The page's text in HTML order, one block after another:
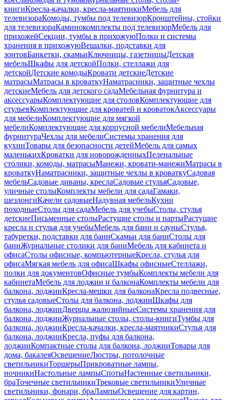
книгиКресла-качалки, кресла-маятникиМебель для
телевизораКомоды, тумбы под телевизорКронштейны, стойки
для телевизораКаминокомплекты под телевизорМебель для
прихожейСекции, тумбы в прихожуюПолки и системы
хранения в прихожуюВешалки, подставки для
зонтовБанкетки, скамьиКлючницы, газетницыДетская
мебельШкафы для детскойПолки, стеллажи для
детскойДетские комодыКровати детскиеДетские
матрасыМатрасы в кроваткуНаматрасники, защитные чехлы
детскиеМебель для детского садаМебельная фурнитура и
аксессуарыКомплектующие для столовКомплектующие для
стульевКомплектующие для кроватей и кроватокАксессуары
для мебелиКомплектующие для мягкой
мебелиКомплектующие для корпусной мебелиМебельная
фурнитураЧехлы для мебелиСистемы хранения для
кухниТовары для безопасности детейМебель для самых
маленькихКроватки для новорожденныхПеленальные
столики, комоды, матрасыМанежи, кровати-манежиМатрасы в
кроваткуНаматрасники, защитные чехлы в кроваткуСадовая
мебельСадовые диваны, креслаСадовые стульяСадовые,
уличные столыКомплекты мебели для садаГамаки,
шезлонгиКачели садовыеНадувная мебельКухни
походныеСтолы для садаМебель для учебыСтолы, стулья
детскиеПисьменные столыРастущие столы и партыРастущие
кресла и стулья для учебыМебель для бани и сауныСтулья,
табуретки, подставки для баниСкамьи для баниСтолы для
баниЖурнальные столики для баниМебель для кабинета и
офисаСтолы офисные, компьютерныеКресла, стулья для
офисаМягкая мебель для офисаШкафы офисныеСтеллажи,
полки для документовОфисные тумбыКомплекты мебели для
кабинетаМебель для лоджии и балконаКомплекты мебели для
балкона, лоджииКресла-мешки для балконаКресла подвесные,
стулья садовыеСтолы для балкона, лоджииШкафы для
балкона, лоджииДверцы жалюзийныеСистемы хранения для
балкона, лоджииЖурнальные столы, столы-книгиТумбы для
балкона, лоджииКресла-качалки, кресла-маятникиСтулья для
балкона, лоджииКресла, пуфы для балкона,
лоджииКомпактные столы для балкона, лоджииТовары для
дома, бакалеяОсвещениеЛюстры, потолочные
светильникиТоршерыПрикроватные лампы,
ночникиНастольные лампыСпотыНастенные светильники,
браТочечные светильникиТрековые светильникиУличные
светильники, фонари, браЛампыОсвещение для картин,